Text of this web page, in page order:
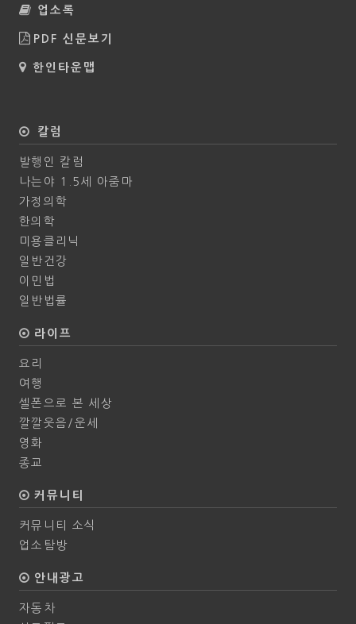
업소록
PDF 신문보기
한인타운맵
칼럼
발행인 칼럼
나는야 1.5세 아줌마
가정의학
한의학
미용클리닉
일반건강
이민법
일반법률
라이프
요리
여행
셀폰으로 본 세상
깔깔웃음/운세
영화
종교
커뮤니티
커뮤니티 소식
업소탐방
안내광고
자동차